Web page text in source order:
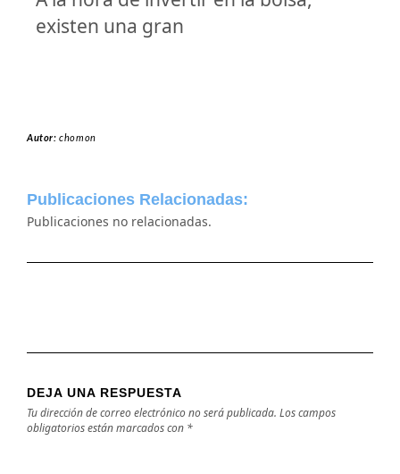
existen una gran
Autor:chomon
Publicaciones Relacionadas:
Publicaciones no relacionadas.
DEJA UNA RESPUESTA
Tu dirección de correo electrónico no será publicada. Los campos
obligatorios están marcados con *